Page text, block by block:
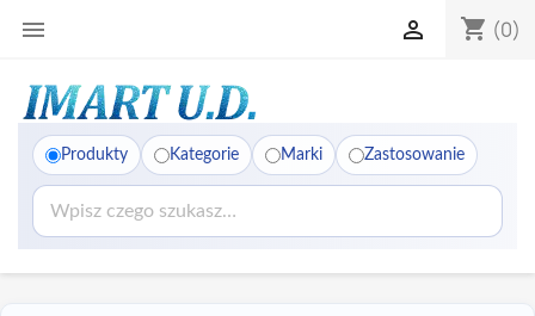
 shopping_cart (0)

Produkty Kategorie Marki Zastosowanie